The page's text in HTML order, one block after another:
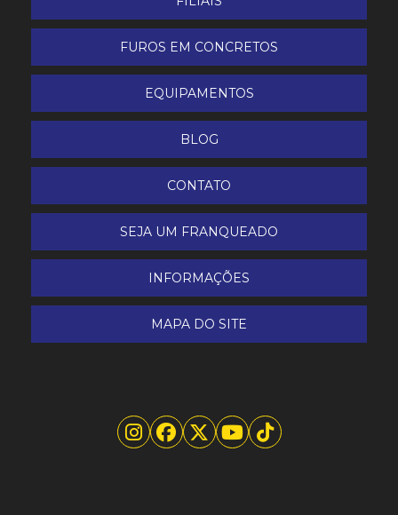
FUROS EM CONCRETOS
EQUIPAMENTOS
BLOG
CONTATO
SEJA UM FRANQUEADO
INFORMAÇÕES
MAPA DO SITE